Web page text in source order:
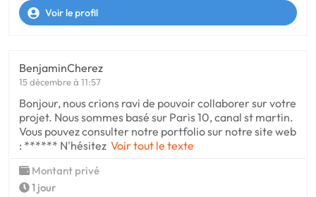
Voir le profil
BenjaminCherez
15 décembre à 11:57
Bonjour, nous crions ravi de pouvoir collaborer sur votre
projet. Nous sommes basé sur Paris 10, canal st martin.
Vous pouvez consulter notre portfolio sur notre site web
: ****** N'hésitez Voir tout le texte
Montant privé
1 jour